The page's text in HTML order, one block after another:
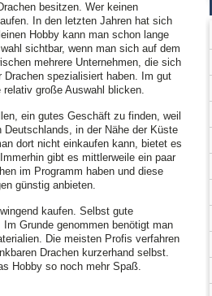
besitzen. Wer keinen
In den letzten Jahren hat sich
Hobby kann man schon lange
sichtbar, wenn man sich auf dem
mehrere Unternehmen, die sich
Drachen spezialisiert haben. Im gut
große Auswahl blicken.
ein gutes Geschäft zu finden, weil
in der Nähe der Küste
dort nicht einkaufen kann, bietet es
gibt es mittlerweile ein paar
im Programm haben und diese
günstig anbieten.
kaufen. Selbst gute
Grunde genommen benötigt man
Die meisten Profis verfahren
Drachen kurzerhand selbst.
Hobby so noch mehr Spaß.